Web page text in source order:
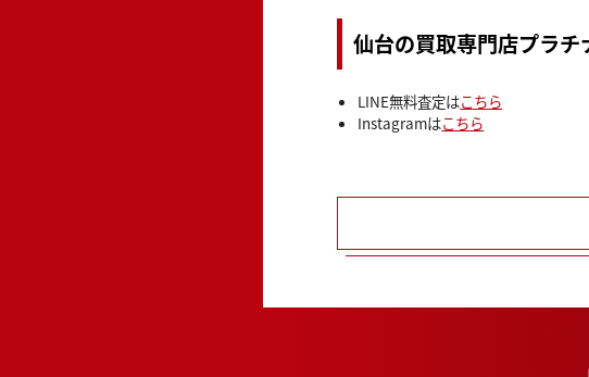
仙台の買取専門店プラチ
LINE無料査定はこちら
Instagramはこちら